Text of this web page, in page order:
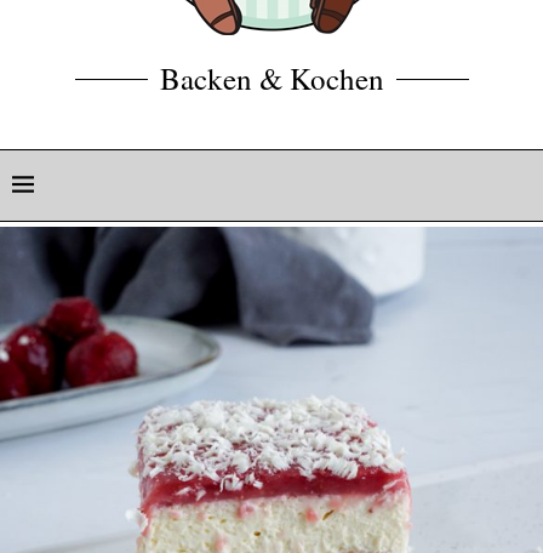
Backen & Kochen